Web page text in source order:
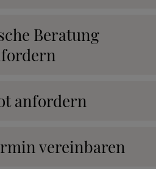
Beratung
anfordern
vereinbaren